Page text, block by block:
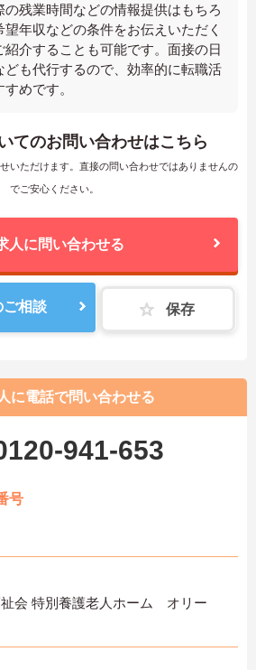
残業時間などの情報提供はもちろ
年収などの条件をお伝えいただく
紹介することも可能です。面接の日
ども代行するので、効率的に転職活
めです。
てのお問い合わせはこちら
いただけます。直接の問い合わせではありませんの
でご安心ください。
人に問い合わせる
ご相談 保存
に電話で問い合わせる
941-653
号
会 特別養護老人ホーム オリー